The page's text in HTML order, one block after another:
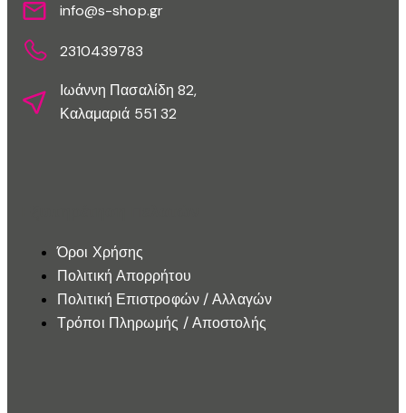
info@s-shop.gr
2310439783
Ιωάννη Πασαλίδη 82,
Καλαμαριά 551 32
Όροι Χρήσης
Πολιτική Απορρήτου
Πολιτική Επιστροφών / Αλλαγών
Τρόποι Πληρωμής / Αποστολής